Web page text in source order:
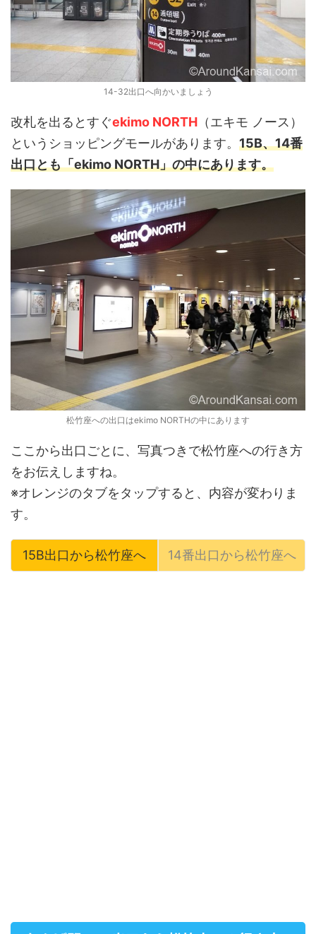
14-32出口へ向かいましょう
改札を出るとすぐekimo NORTH （エキモ ノース）
というショッピングモールがあります。 15B、14番
出口とも「ekimo NORTH」の中にあります。
松竹座への出口はekimo NORTHの中にあります
ここから出口ごとに、写真つきで松竹座への行き方
をお伝えしますね。
※オレンジのタブをタップすると、内容が変わりま
す。
15B出口から松竹座へ 14番出口から松竹座へ